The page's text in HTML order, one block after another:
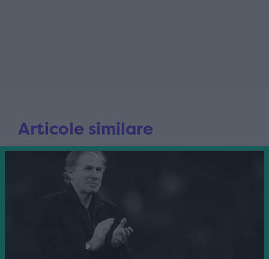
Articole similare